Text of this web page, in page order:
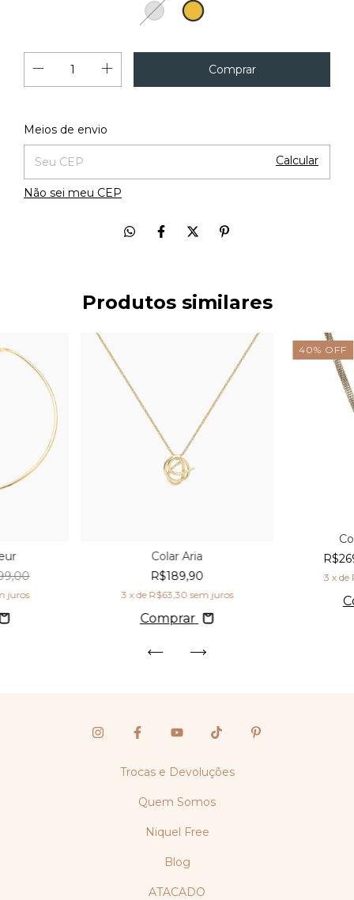
Prata
Ouro
Entregas para o CEP:
Meios de envio
Calcular
Não sei meu CEP
Produtos similares
juros
Colar Aria
R$189,90
3 x de R$63,30 sem juros
Comprar
40% OFF
3 x de
Trocas e Devoluções
Quem Somos
Niquel Free
Blog
ATACADO